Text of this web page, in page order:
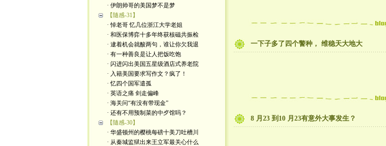
· 伊朗帅哥的美国梦不是梦
【隨感-31】
· 悼老哥 忆几位浙江大学老姐
· 和医保博弈十多年终获核磁共振检
· 逮着机会就酸两句，谁让你欠我退
· 有一种善良是让人把饭吃饱
· 闪进闪出美国五星级酒店式养老院
· 入籍美国要求写作文？疯了！
· 忆四个国军遣孤
· 英语之痛 剑走偏峰
· 海关问“有没有带现金”
· 还有不用预制菜的中歺馆吗？
【隨感-30】
· 华盛顿州的樱桃每磅十美刀吐槽川
· 从秦城监狱出来王立军最关心什么
一下子多了四个警种， 维稳天大地大
8 月23 到10 月23有意外大事发生？